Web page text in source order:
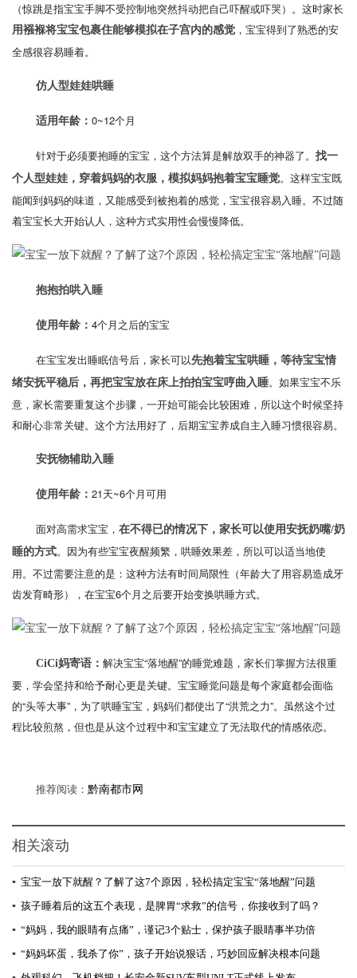
（惊跳是指宝宝手脚不受控制地突然抖动把自己吓醒或吓哭）。这时家长
用襁褓将宝宝包裹住能够模拟在子宫内的感觉 ，宝宝得到了熟悉的安
全感很容易睡着。
仿人型娃娃哄睡
适用年龄： 0~12个月
针对于必须要抱睡的宝宝，这个方法算是解放双手的神器了。 找一
个人型娃娃，穿着妈妈的衣服，模拟妈妈抱着宝宝睡觉。这样宝宝既
能闻到妈妈的味道，又能感受到被抱着的感觉，宝宝很容易入睡。不过随
着宝宝长大开始认人，这种方式实用性会慢慢降低。
抱抱拍哄入睡
使用年龄： 4个月之后的宝宝
在宝宝发出睡眠信号后，家长可以先抱着宝宝哄睡，等待宝宝情
绪安抚平稳后，再把宝宝放在床上拍拍宝宝哼曲入睡。如果宝宝不乐
意，家长需要重复这个步骤，一开始可能会比较困难，所以这个时候坚持
和耐心非常关键。这个方法用好了，后期宝宝养成自主入睡习惯很容易。
安抚物辅助入睡
使用年龄： 21天~6个月可用
面对高需求宝宝， 在不得已的情况下，家长可以使用安抚奶嘴/奶
睡的方式。因为有些宝宝夜醒频繁，哄睡效果差，所以可以适当地使
用。不过需要注意的是：这种方法有时间局限性（年龄大了用容易造成牙
齿发育畸形），在宝宝6个月之后要开始变换哄睡方式。
CiCi妈寄语： 解决宝宝“落地醒”的睡觉难题，家长们掌握方法很重
要，学会坚持和给予耐心更是关键。宝宝睡觉问题是每个家庭都会面临
的“头等大事”，为了哄睡宝宝，妈妈们都使出了“洪荒之力”。虽然这个过
程比较煎熬，但也是从这个过程中和宝宝建立了无法取代的情感依恋。
推荐阅读： 黔南都市网
相关滚动
▪ 宝宝一放下就醒？了解了这7个原因，轻松搞定宝宝“落地醒”问题
▪ 孩子睡着后的这五个表现，是脾胃“求救”的信号，你接收到了吗？
▪ “妈妈，我的眼睛有点痛”，谨记3个贴士，保护孩子眼睛事半功倍
▪ “妈妈坏蛋，我杀了你”，孩子开始说狠话，巧妙回应解决根本问题